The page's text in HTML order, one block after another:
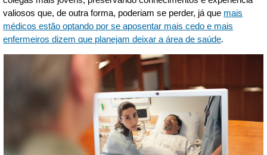
valiosos que, de outra forma, poderiam se perder, já que mais
médicos estão optando por se aposentar mais cedo e mais
enfermeiros dizem que planejam deixar a área de saúde.